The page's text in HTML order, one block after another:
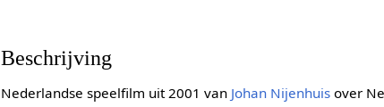
Beschrijving
Nederlandse speelfilm uit 2001 van Johan Nijenhuis over